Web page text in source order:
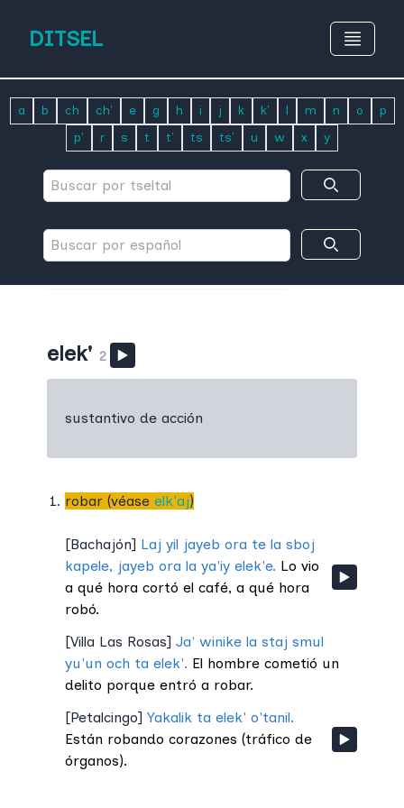
DITSEL
a b ch ch' e g h i j k k' l m n o
p
p'
r s t t' ts ts' u w x y
elek' 2
sustantivo de acción
robar (véase elk'aj)
[Bachajón] Laj yil jayeb ora te la sboj
kapele, jayeb ora la ya'iy elek'e. Lo vio
a qué hora cortó el café, a qué hora
robó.
[Villa Las Rosas] Ja' winike la staj smul
yu'un och ta elek'. El hombre cometió un
delito porque entró a robar.
[Petalcingo] Yakalik ta elek' o'tanil.
Están robando corazones (tráfico de
órganos).